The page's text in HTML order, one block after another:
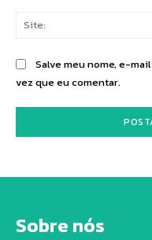
Salve meu nome, e-
vez que eu comentar.
Sobre nós